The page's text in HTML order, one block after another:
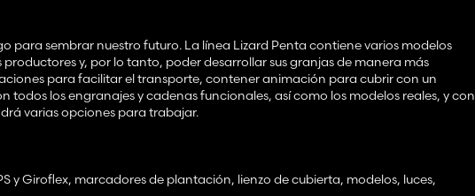
para sembrar nuestro futuro. La línea Lizard Penta contiene varios modelos
y, por lo tanto, poder desarrollar sus granjas de manera más
para facilitar el transporte, contener animación para cubrir con un
todos los engranajes y cadenas funcionales, así como los modelos reales, y con
varias opciones para trabajar.
Giroflex, marcadores de plantación, lienzo de cubierta, modelos, luces,